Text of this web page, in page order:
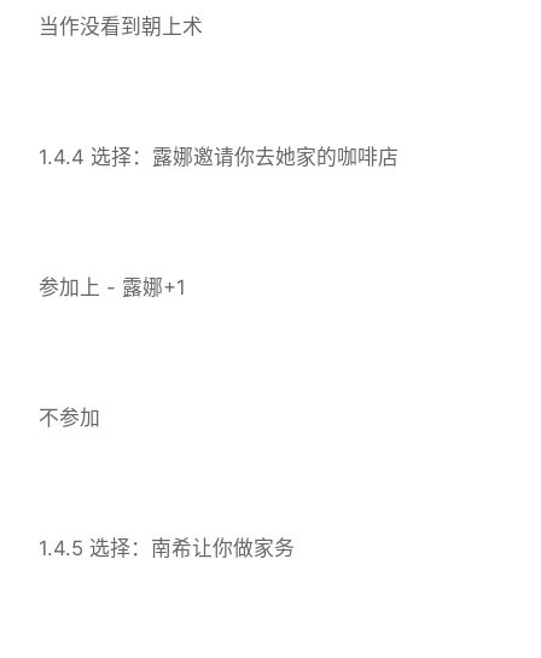
当作没看到朝上术
1.4.4 选择：露娜邀请你去她家的咖啡店
参加上 - 露娜+1
不参加
1.4.5 选择：南希让你做家务